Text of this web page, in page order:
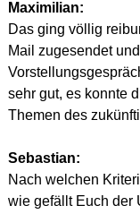
Maximilian:
Das ging völlig
Mail zugesendet
sehr gut, es konnte
Themen des
Sebastian:
Nach welchen
wie gefällt Euch der